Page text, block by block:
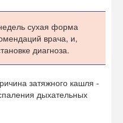
сухая форма
врача, и,
диагноза.
затяжного кашля -
дыхательных